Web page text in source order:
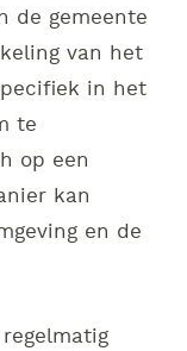
de gemeente
van het
in het
te
op een
kan
en de